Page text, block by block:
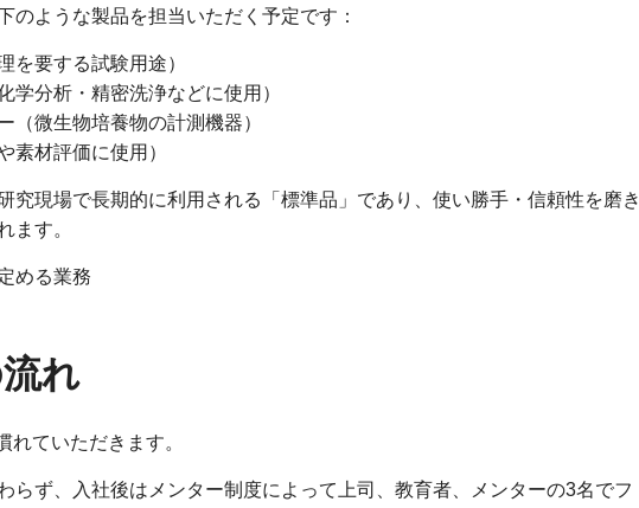
のような製品を担当いただく予定です：
を要する試験用途）
学分析・精密洗浄などに使用）
（微生物培養物の計測機器）
素材評価に使用）
究現場で長期的に利用される「標準品」であり、使い勝手・信頼性を磨き
ます。
める業務
れ
れていただきます。
らず、入社後はメンター制度によって上司、教育者、メンターの3名でフ